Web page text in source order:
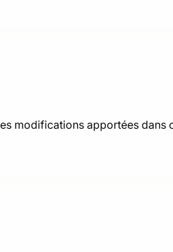
modifications apportées dans